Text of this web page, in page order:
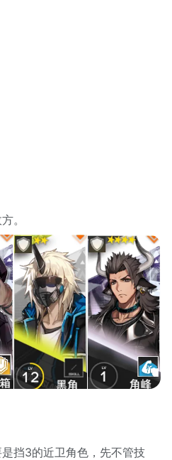
。
挡3的近卫角色，先不管技